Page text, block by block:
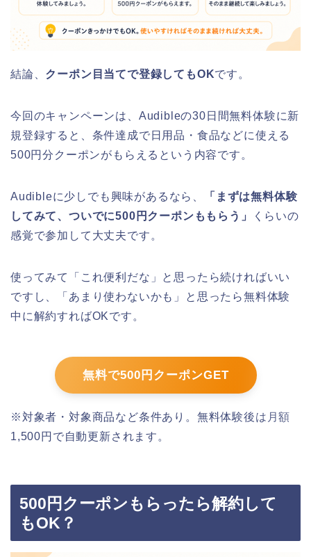
結論、 クーポン目当てで登録してもOKです。
今回のキャンペーンは、Audibleの30日間無料体験に新
規登録すると、条件達成で日用品・食品などに使える
500円分クーポンがもらえるという内容です。
Audibleに少しでも興味があるなら、
「まずは無料体験
してみて、ついでに500円クーポンももらう」
くらいの
感覚で参加して大丈夫です。
使ってみて「これ便利だな」と思ったら続ければいい
ですし、「あまり使わないかも」と思ったら無料体験
中に解約すればOKです。
無料で500円クーポンGET
※対象者・対象商品など条件あり。無料体験後は月額
1,500円で自動更新されます。
500円クーポンもらったら解約して
もOK？